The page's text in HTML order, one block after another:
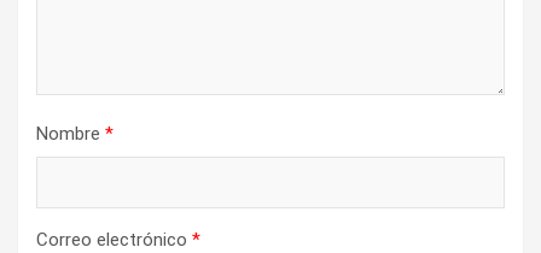
Nombre *
Correo electrónico *